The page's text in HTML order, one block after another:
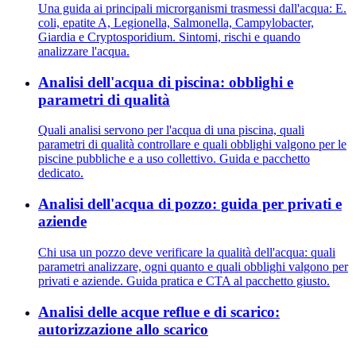
Una guida ai principali microrganismi trasmessi dall'acqua: E.
coli, epatite A, Legionella, Salmonella, Campylobacter,
Giardia e Cryptosporidium. Sintomi, rischi e quando
analizzare l'acqua.
Analisi dell'acqua di piscina: obblighi e
parametri di qualità
Quali analisi servono per l'acqua di una piscina, quali
parametri di qualità controllare e quali obblighi valgono per le
piscine pubbliche e a uso collettivo. Guida e pacchetto
dedicato.
Analisi dell'acqua di pozzo: guida per privati e
aziende
Chi usa un pozzo deve verificare la qualità dell'acqua: quali
parametri analizzare, ogni quanto e quali obblighi valgono per
privati e aziende. Guida pratica e CTA al pacchetto giusto.
Analisi delle acque reflue e di scarico:
autorizzazione allo scarico